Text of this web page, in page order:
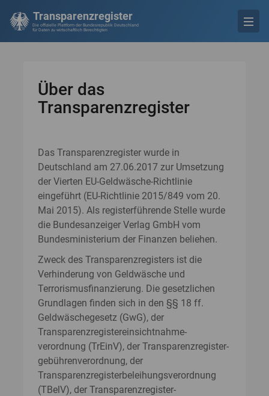
Transparenzregister
Die offizielle Plattform der Bundesrepublik Deutschland
für Daten zu wirtschaftlich Berechtigten
Über das
Transparenzregister
Das Transparenzregister wurde in
Deutschland am 27.06.2017 zur Umsetzung
der Vierten EU-Geldwäsche-Richtlinie
eingeführt (EU-Richtlinie 2015/849 vom 20.
Mai 2015). Als registerführende Stelle wurde
die Bundesanzeiger Verlag GmbH vom
Bundesministerium der Finanzen beliehen.
Zweck des Transparenzregisters ist die
Verhinderung von Geldwäsche und
Terrorismusfinanzierung. Die gesetzlichen
Grundlagen finden sich in den §§ 18 ff.
Geldwäschegesetz (GwG), der
Transparenzregister­einsichtnahme­
verordnung (TrEinV), der Transparenzregister­
gebühren­verordnung, der
Transparenzregister­beleihungs­verordnung
(TBelV), der Transparenzregister­